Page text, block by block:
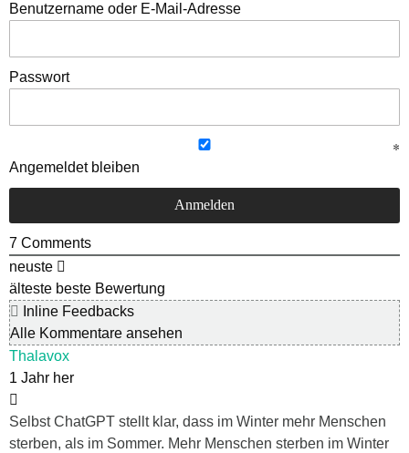
Benutzername oder E-Mail-Adresse
Passwort
Angemeldet bleiben
7 Comments
neuste
älteste beste Bewertung
Inline Feedbacks
Alle Kommentare ansehen
Thalavox
1 Jahr her
Selbst ChatGPT stellt klar, dass im Winter mehr Menschen
sterben, als im Sommer. Mehr Menschen sterben im Winter